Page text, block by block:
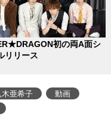
パ
に
終
材
初の両A面シ
リリース
木亜希子
動画